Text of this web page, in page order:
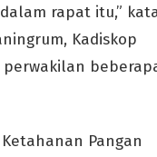
rapat itu,”
Kadiskop
perwakilan
Pangan